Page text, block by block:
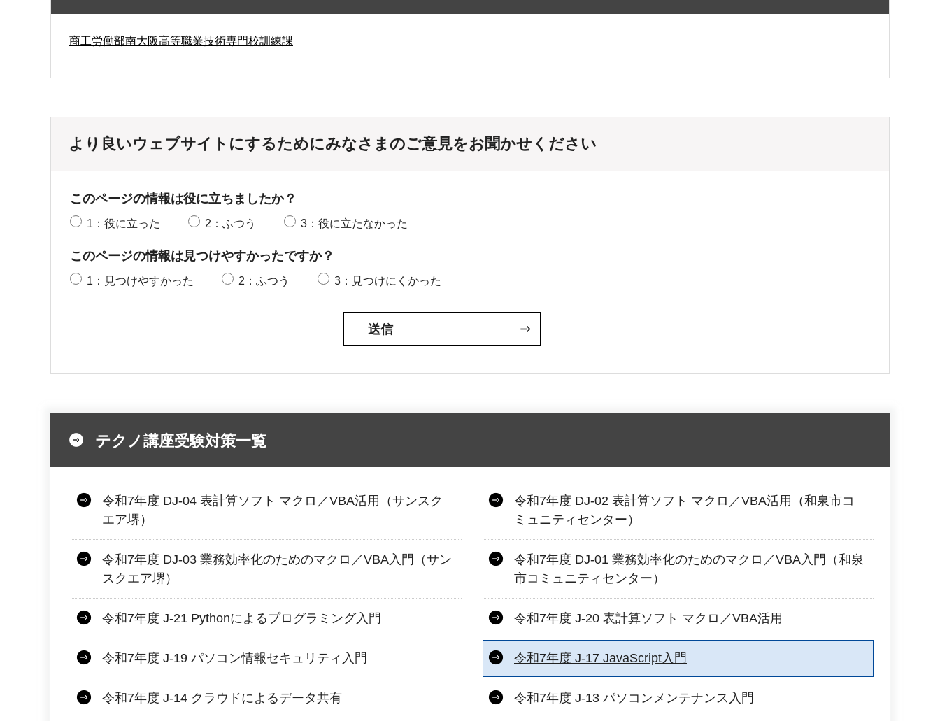
商工労働部南大阪高等職業技術専門校訓練課
より良いウェブサイトにするためにみなさまのご意見をお聞かせください
このページの情報は役に立ちましたか？
1：役に立った 2：ふつう 3：役に立たなかった
このページの情報は見つけやすかったですか？
1：見つけやすかった 2：ふつう 3：見つけにくかった
テクノ講座受験対策一覧
令和7年度 DJ-04 表計算ソフト マクロ／VBA活用（サンスク
エア堺）
令和7年度 DJ-02 表計算ソフト マクロ／VBA活用（和泉市コ
ミュニティセンター）
令和7年度 DJ-03 業務効率化のためのマクロ／VBA入門（サン
スクエア堺）
令和7年度 DJ-01 業務効率化のためのマクロ／VBA入門（和泉
市コミュニティセンター）
令和7年度 J-21 Pythonによるプログラミング入門 令和7年度 J-20 表計算ソフト マクロ／VBA活用
令和7年度 J-19 パソコン情報セキュリティ入門 令和7年度 J-17 JavaScript入門
令和7年度 J-14 クラウドによるデータ共有 令和7年度 J-13 パソコンメンテナンス入門